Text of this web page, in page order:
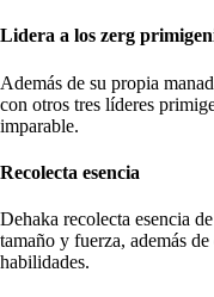
Lidera a los zerg
Además de su propia
con otros tres líderes
imparable.
Recolecta esencia
Dehaka recolecta esencia
tamaño y fuerza, además
habilidades.